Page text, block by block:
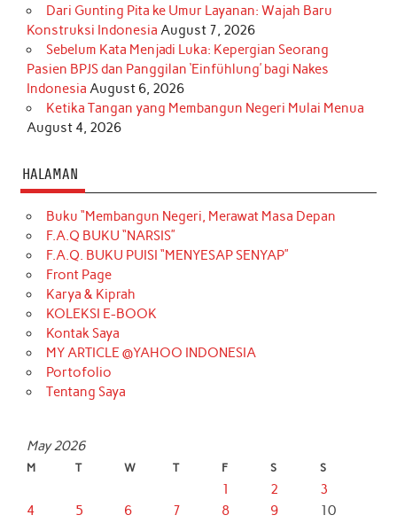
Dari Gunting Pita ke Umur Layanan: Wajah Baru
Konstruksi Indonesia August 7, 2026
Sebelum Kata Menjadi Luka: Kepergian Seorang
Pasien BPJS dan Panggilan ‘Einfühlung’ bagi Nakes
Indonesia August 6, 2026
Ketika Tangan yang Membangun Negeri Mulai Menua
August 4, 2026
HALAMAN
Buku “Membangun Negeri, Merawat Masa Depan
F.A.Q BUKU “NARSIS”
F.A.Q. BUKU PUISI “MENYESAP SENYAP”
Front Page
Karya & Kiprah
KOLEKSI E-BOOK
Kontak Saya
MY ARTICLE @YAHOO INDONESIA
Portofolio
Tentang Saya
May 2026
M T W T F S S
1 2
3
4
5 6 7 8 9
10